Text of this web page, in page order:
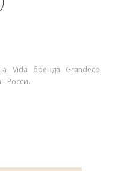
Vida бренда Grandeco
Росси..